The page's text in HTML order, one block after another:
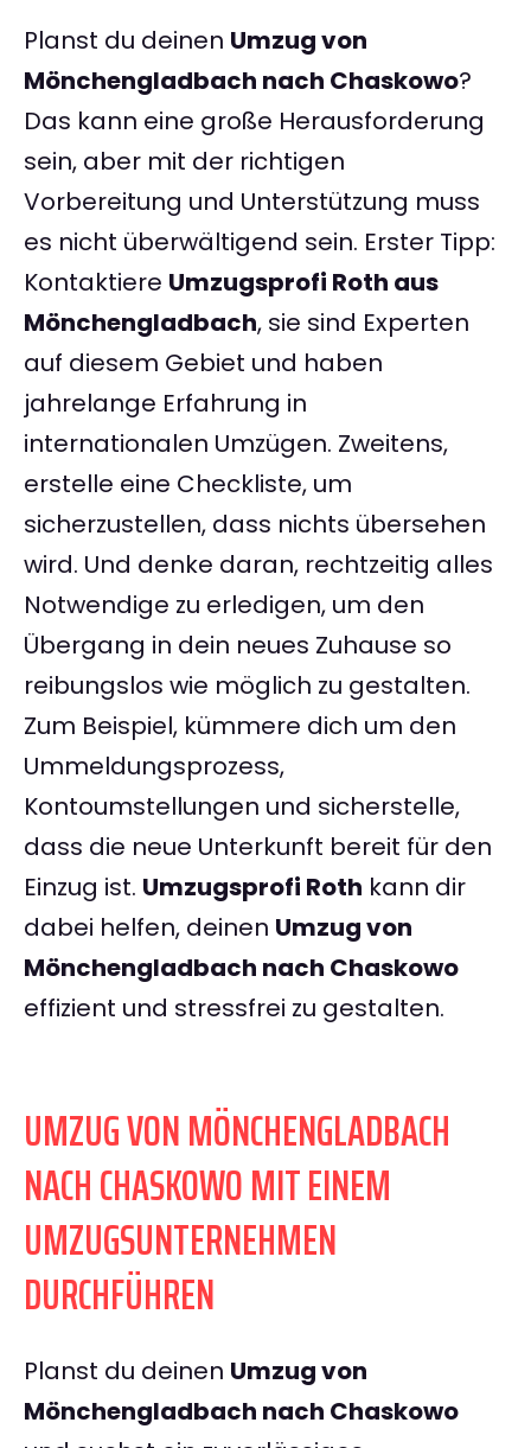
Planst du deinen Umzug von
Mönchengladbach nach Chaskowo?
Das kann eine große Herausforderung
sein, aber mit der richtigen
Vorbereitung und Unterstützung muss
es nicht überwältigend sein. Erster Tipp:
Kontaktiere Umzugsprofi Roth aus
Mönchengladbach, sie sind Experten
auf diesem Gebiet und haben
jahrelange Erfahrung in
internationalen Umzügen. Zweitens,
erstelle eine Checkliste, um
sicherzustellen, dass nichts übersehen
wird. Und denke daran, rechtzeitig alles
Notwendige zu erledigen, um den
Übergang in dein neues Zuhause so
reibungslos wie möglich zu gestalten.
Zum Beispiel, kümmere dich um den
Ummeldungsprozess,
Kontoumstellungen und sicherstelle,
dass die neue Unterkunft bereit für den
Einzug ist. Umzugsprofi Roth kann dir
dabei helfen, deinen Umzug von
Mönchengladbach nach Chaskowo
effizient und stressfrei zu gestalten.
UMZUG VON MÖNCHENGLADBACH
NACH CHASKOWO MIT EINEM
UMZUGSUNTERNEHMEN
DURCHFÜHREN
Planst du deinen Umzug von
Mönchengladbach nach Chaskowo